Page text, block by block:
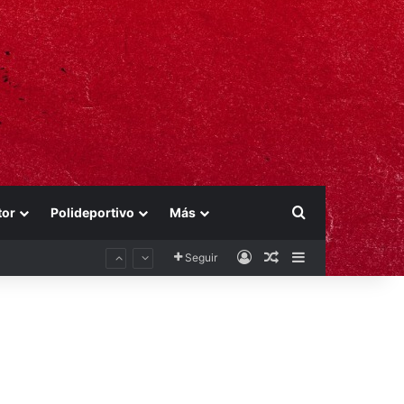
Polideportivo Más Buscar por
Seguir AccesoPublicación al
Barra lateral